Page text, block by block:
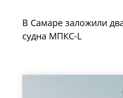
В Самаре заложили
судна МПКС-L